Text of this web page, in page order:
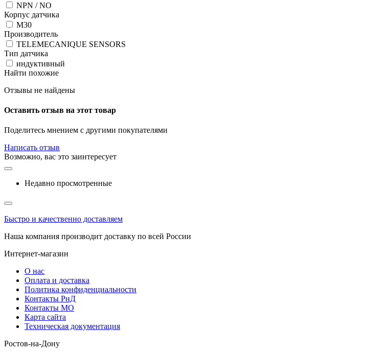
NPN / NO
Корпус датчика
М30
Производитель
TELEMECANIQUE SENSORS
Тип датчика
индуктивный
Найти похожие
Отзывы не найдены
Оставить отзыв на этот товар
Поделитесь мнением с другими покупателями
Написать отзыв
Возможно, вас это заинтересует
Недавно просмотренные
Быстро и качественно доставляем
Наша компания производит доставку по всей России
Интернет-магазин
О нас
Оплата и доставка
Политика конфиденциальности
Контакты РнД
Контакты МО
Карта сайта
Техническая документация
Ростов-на-Дону